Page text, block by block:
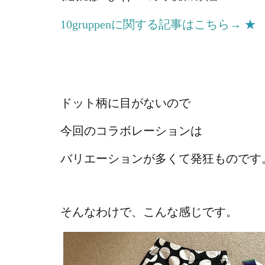
10gruppenに関する記事はこちら→ ★
ドット柄に目がないので
今回のコラボレーションは
バリエーションが多くて発狂ものです
そんなわけで、こんな感じです。